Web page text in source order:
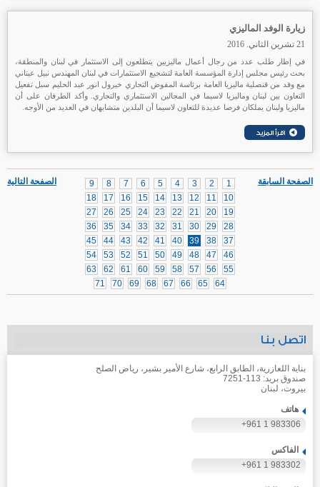
زيارة الوفد الماليزي
21 تشرين الثاني. 2016
في إطار طلب عدد من رجال أعمال ماليزيين يتطلعون إلى الاستثمار في لبنان والمنطقة،
بحث رئيس مجلس إدارة المؤسسة العامة لتشجيع الاستثمارات في لبنان المهندس نبيل عيتاني
مع وفد من قنصلية ماليزيا العامة برئاسة المفوض التجاري خيرول انور عبد الحليم سبل تفعيل
التعاون بين لبنان وماليزيا لاسيما في المجالين الاستثماري والتجاري. وأكد الطرفان على أن
ماليزيا ولبنان يملكان فرصا عديدة للتعاون لاسيما أن البلدين متشابهان في العديد من الأوجه.
الصفحة التالية 1
2
3
4
5
6
7
8
9
10
11
12
13
14
15
16
17
18
19
20
21
22
23
24
25
26
27
28
29
30
31
32
33
34
35
36
37
38
39
40
41
42
43
44
45
46
47
48
49
50
51
52
53
54
55
56
57
58
59
60
61
62
63
64
65
66
67
68
69
70
71
الصفحة السابقة
اتصل بنا
بناية اللعازرية، الطابق الرابع، شارع الأمير بشير، رياض الصلح
صندوق بريد: 113-7251
بيروت، لبنان
هاتف
+961 1 983306
الفاكس
+961 1 983302